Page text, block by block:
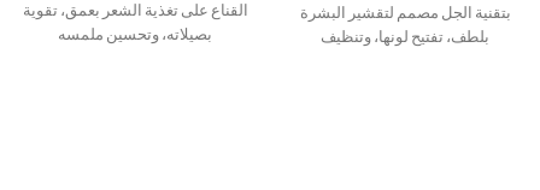
القناع على تغذية الشعر بعمق، تقوية
بصيلاته، وتحسين ملمسه
بتقنية الجل مصمم لتقشير البشرة
بلطف، تفتيح لونها، وتنظيف